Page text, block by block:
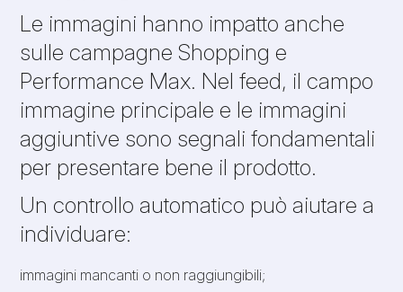
Le immagini hanno impatto anche
sulle campagne Shopping e
Performance Max. Nel feed, il campo
immagine principale e le immagini
aggiuntive sono segnali fondamentali
per presentare bene il prodotto.
Un controllo automatico può aiutare a
individuare:
immagini mancanti o non raggiungibili;